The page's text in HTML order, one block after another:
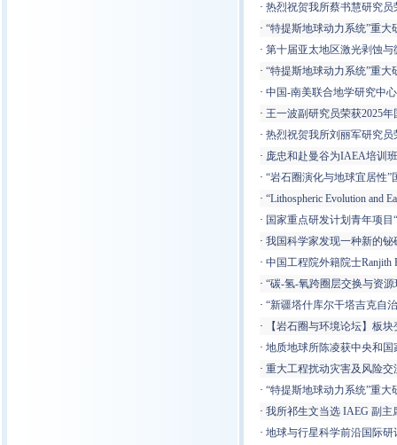
· 热烈祝贺我所蔡书慧研究
· “特提斯地球动力系统”重
· 第十届亚太地区激光剥蚀
· “特提斯地球动力系统”重
· 中国-南美联合地学研究中
· 王一波副研究员荣获2025年
· 热烈祝贺我所刘丽军研究员
· 庞忠和赴曼谷为IAEA培训
· “岩石圈演化与地球宜居性
· “Lithospheric Evolution and
· 国家重点研发计划青年项
· 我国科学家发现一种新的
· 中国工程院外籍院士Ranjith
· “碳-氢-氧跨圈层交换与资
· “新疆塔什库尔干塔吉克自
·
【岩石圈与环境论坛】板
· 地质地球所陈凌获中央和国
· 重大工程扰动灾害及风险交
· “特提斯地球动力系统”重
· 我所祁生文当选 IAEG 副
· 地球与行星科学前沿国际研